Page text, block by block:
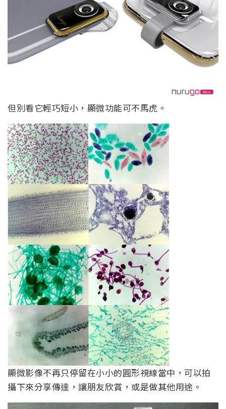
但別看它輕巧短小，顯微功能可不馬虎。
顯微影像不再只停留在小小的圓形視線當中，可以拍
攝下來分享傳達，讓朋友欣賞，或是做其他用途。